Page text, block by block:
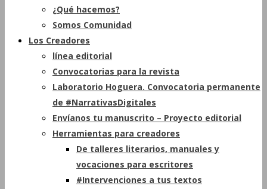
¿Qué hacemos?
Somos Comunidad
Los Creadores
línea editorial
Convocatorias para la revista
Laboratorio Hoguera. Convocatoria permanente
de #NarrativasDigitales
Envíanos tu manuscrito – Proyecto editorial
Herramientas para creadores
De talleres literarios, manuales y
vocaciones para escritores
#Intervenciones a tus textos